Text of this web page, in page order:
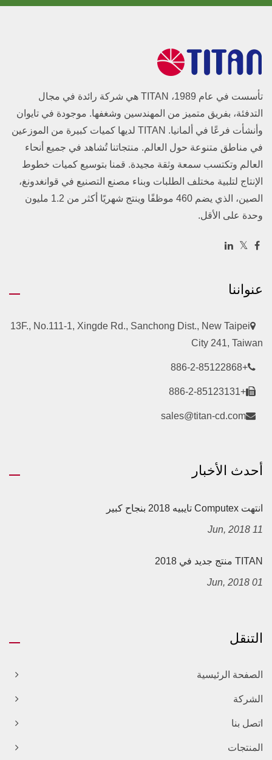
تأسست في عام 1989، TITAN هي شركة رائدة في مجال
التدفئة، بفريق متميز من المهندسين وشغفها. موجودة في تايوان
وأنشأت فرعًا في ألمانيا. TITAN لديها كميات كبيرة من الموزعين
في مناطق متنوعة حول العالم. منتجاتنا تُشاهد في جميع أنحاء
العالم وتكتسب سمعة وثقة مجيدة. قمنا بتوسيع كميات خطوط
الإنتاج لتلبية مختلف الطلبات وبناء مصنع التصنيع في قوانغدونغ،
الصين، الذي يضم 460 موظفًا وينتج شهريًا أكثر من 1.2 مليون
وحدة على الأقل.
عنواننا
13F., No.111-1, Xingde Rd., Sanchong Dist., New Taipei
City 241, Taiwan
+886-2-85122868
+886-2-85123131
sales@titan-cd.com
أحدث الأخبار
انتهت Computex تايبيه 2018 بنجاح كبير
11 Jun, 2018
TITAN منتج جديد في 2018
01 Jun, 2018
التنقل
الصفحة الرئيسية
الشركة
اتصل بنا
المنتجات